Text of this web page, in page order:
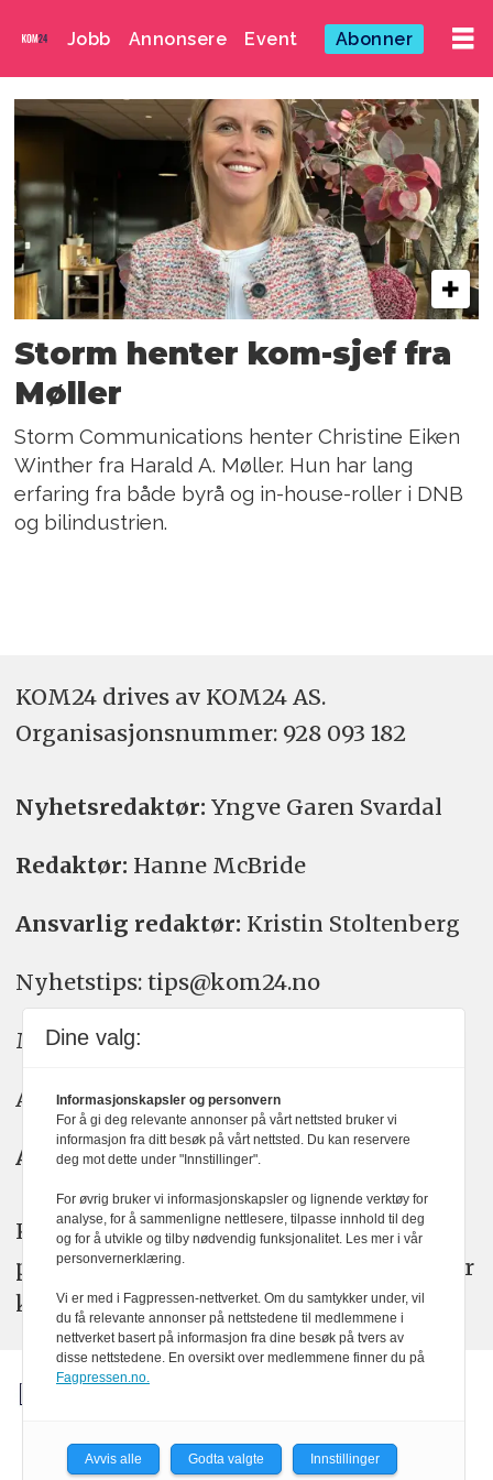
Jobb Annonsere Event Abonner
Emne:
harald
a
møller
Storm henter kom-sjef fra
Møller
Storm Communications henter Christine Eiken
Winther fra Harald A. Møller. Hun har lang
erfaring fra både byrå og in-house-roller i DNB
og bilindustrien.
KOM24 drives av KOM24 AS.
Organisasjons­nummer: 928 093 182
Nyhetsredaktør: Yngve Garen Svardal
Redaktør: Hanne McBride
Ansvarlig redaktør: Kristin Stoltenberg
Nyhetstips: tips@kom24.no
Meninger: meninger@kom24.no
Annonse: annonse@watchmedia.no
Abonnement:kom24@watchmedia.no
KOM24 arbeider etter Vær Varsom-
plakatens regler for god presseskikk. Her
kan du lese mer omPFUsarbeid.
Dine valg:
Informasjonskapsler og personvern
For å gi deg relevante annonser på vårt nettsted bruker vi
informasjon fra ditt besøk på vårt nettsted. Du kan reservere
deg mot dette under "Innstillinger".
For øvrig bruker vi informasjonskapsler og lignende verktøy for
analyse, for å sammenligne nettlesere, tilpasse innhold til deg
og for å utvikle og tilby nødvendig funksjonalitet. Les mer i vår
personvernerklæring.
Vi er med i Fagpressen-nettverket. Om du samtykker under, vil
du få relevante annonser på nettstedene til medlemmene i
nettverket basert på informasjon fra dine besøk på tvers av
disse nettstedene. En oversikt over medlemmene finner du på
Fagpressen.no.
Avvis alle Godta valgte Innstillinger